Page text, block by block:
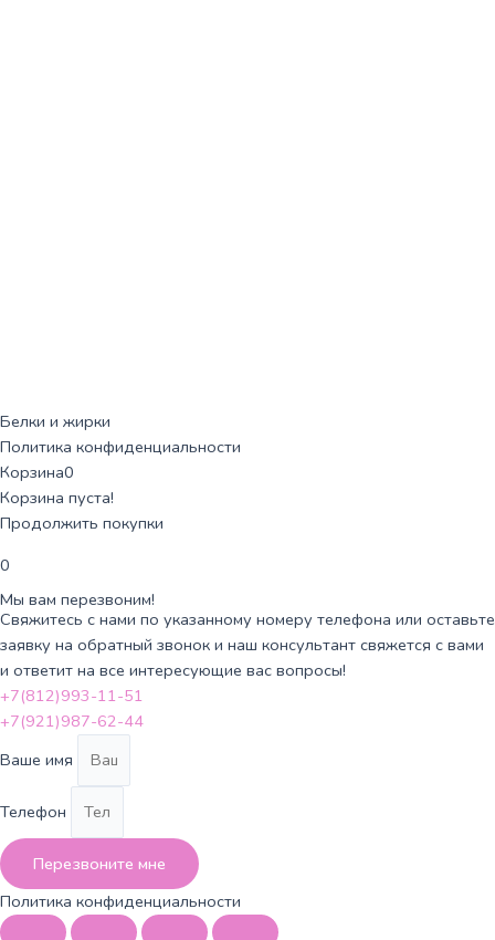
Белки и жирки
Политика конфиденциальности
Корзина0
Корзина пуста!
Продолжить покупки
0
Мы вам перезвоним!
Свяжитесь с нами по указанному номеру телефона или оставьте
заявку на обратный звонок и наш консультант свяжется с вами
и ответит на все интересующие вас вопросы!
+7(812)993-11-51
+7(921)987-62-44
Ваше имя
Телефон
Перезвоните мне
Политика конфиденциальности